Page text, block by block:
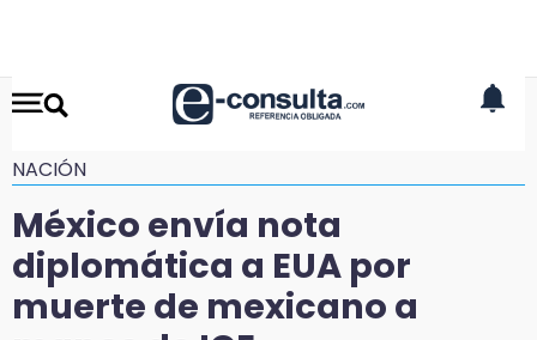
NACIÓN
México envía nota
diplomática a EUA por
muerte de mexicano a